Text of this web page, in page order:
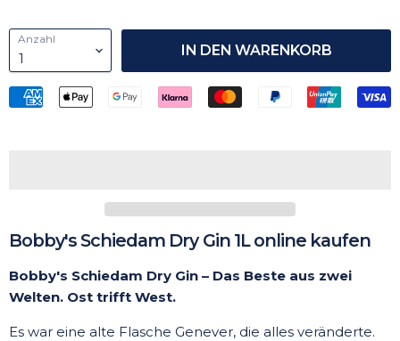
Anzahl
IN DEN WARENKORB
Bobby's Schiedam Dry Gin 1L online kaufen
Bobby's Schiedam Dry Gin – Das Beste aus zwei
Welten. Ost trifft West.
Es war eine alte Flasche Genever, die alles veränderte.